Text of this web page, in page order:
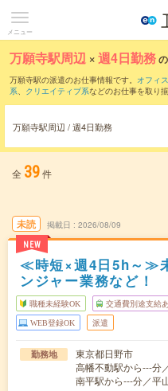
メニュー
万願寺駅周辺 ×週4日勤務
万願寺駅の派遣のお仕事情報です。 オフィ
系、 クリエイティブ系などのお仕事を取り
万願寺駅周辺 / 週4日勤務
全 39件
未読
NEW
掲載日 2026/08/09
≪時短×週4日5h～≫
ンジャー業務など！
職種未経験OK 交通費別途支給
WEB登録OK 派遣
勤務地
東京都日野市
高幡不動駅から---分
南平駅から---分／平